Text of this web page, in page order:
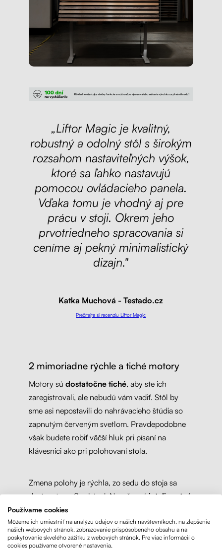
„Liftor Magic je kvalitný,
robustný a odolný stôl s širokým
rozsahom nastaviteľných výšok,
ktoré sa ľahko nastavujú
pomocou ovládacieho panela.
Vďaka tomu je vhodný aj pre
prácu v stoji. Okrem jeho
prvotriedneho spracovania si
ceníme aj pekný minimalistický
dizajn."
Katka Muchová - Testado.cz
Prečítajte si recenziu Liftor Magic
2 mimoriadne rýchle a tiché motory
Motory sú dostatočne tiché, aby ste ich
zaregistrovali, ale nebudú vám vadiť. Stôl by
sme asi nepostavili do nahrávacieho štúdia so
zapnutým červeným svetlom. Pravdepodobne
však budete robiť väčší hluk pri písaní na
klávesnici ako pri polohovaní stola.
Zmena polohy je rýchla, zo sedu do stoja sa
dostanete za 8 sekúnd. Navyše máinteligentný
antikolizný systém
zastaví sa a trochu sa posunie dozadu. Takže sa
nemusíte báť, nie je to hever na náklaďák.
Používame cookies
Môžeme ich umiestniť na analýzu údajov o našich návštevníkoch, na zlepšenie
našich webových stránok, zobrazovanie prispôsobeného obsahu a na
poskytovanie skvelého zážitku z webových stránok. Pre viac informácií o
cookies používame otvorené nastavenia.